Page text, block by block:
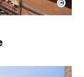
Hütte mit
Hütte | Karl
©